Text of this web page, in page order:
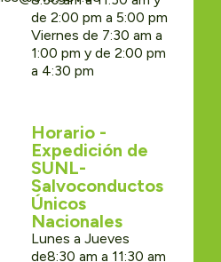
de 2:00 pm a 5:00 pm
Viernes de 7:30 am a
1:00 pm y de 2:00 pm
a 4:30 pm
Horario -
Expedición de
SUNL-
Salvoconductos
Únicos
Nacionales
Lunes a Jueves
de8:30 am a 11:30 am